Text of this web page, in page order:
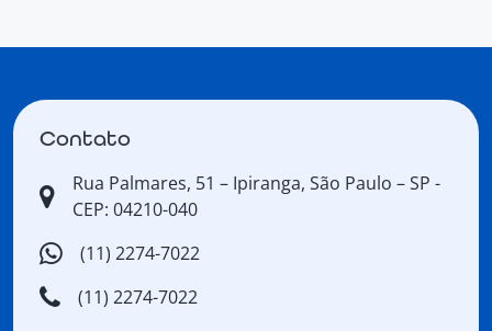
Contato
Rua Palmares, 51 – Ipiranga, São Paulo – SP -
CEP: 04210-040
(11) 2274-7022
(11) 2274-7022